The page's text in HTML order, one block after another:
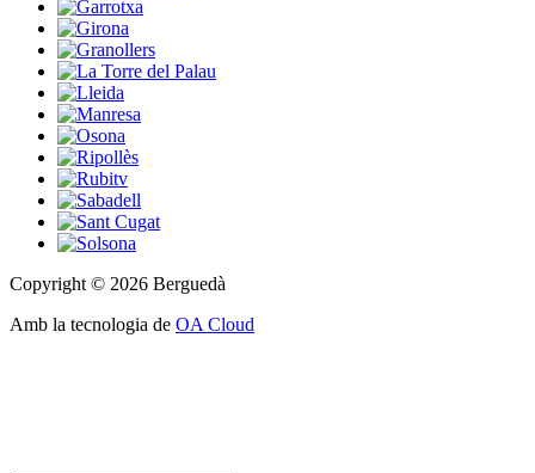
Copyright © 2026 Berguedà
Amb la tecnologia de OA Cloud